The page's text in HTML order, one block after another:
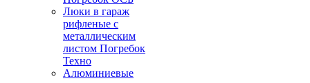
Люки в гараж
рифленые с
металлическим
листом Погребок
Техно
Алюминиевые